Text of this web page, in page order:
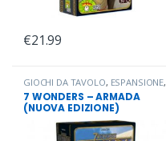
€21.99
GIOCHI DA TAVOLO, ESPANSIONE,
ESPANSIONE,ESPANSIONE
7 WONDERS – ARMADA
(NUOVA EDIZIONE)